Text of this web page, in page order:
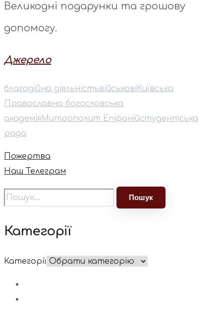
Великодні подарунки та грошову
допомогу.
Джерело
благодійна діяльністьвійськові Київська
Православна богословська
академія ⁠Митрополит Епіфанійстудентська
рада
Пожертва
Наш Телеграм
Категорії
Категорії